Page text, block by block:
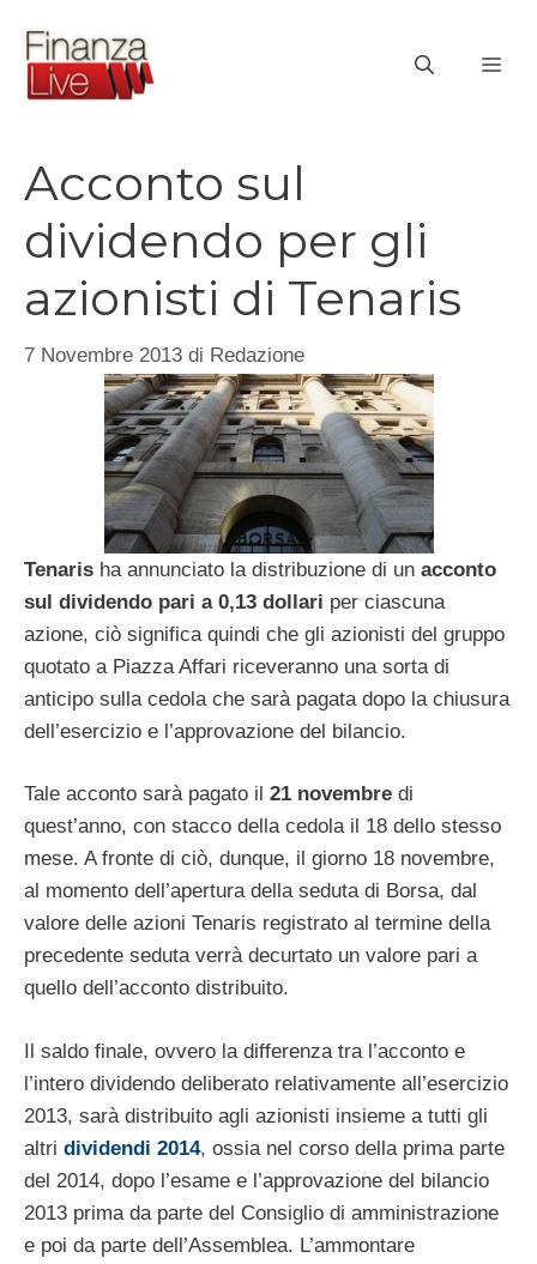
contenuto
Acconto sul
dividendo per gli
azionisti di Tenaris
7 Novembre 2013 di Redazione
Tenaris ha annunciato la distribuzione di un acconto
sul dividendo pari a 0,13 dollari per ciascuna
azione, ciò significa quindi che gli azionisti del gruppo
quotato a Piazza Affari riceveranno una sorta di
anticipo sulla cedola che sarà pagata dopo la chiusura
dell’esercizio e l’approvazione del bilancio.
Tale acconto sarà pagato il 21 novembre di
quest’anno, con stacco della cedola il 18 dello stesso
mese. A fronte di ciò, dunque, il giorno 18 novembre,
al momento dell’apertura della seduta di Borsa, dal
valore delle azioni Tenaris registrato al termine della
precedente seduta verrà decurtato un valore pari a
quello dell’acconto distribuito.
Il saldo finale, ovvero la differenza tra l’acconto e
l’intero dividendo deliberato relativamente all’esercizio
2013, sarà distribuito agli azionisti insieme a tutti gli
altri dividendi 2014, ossia nel corso della prima parte
del 2014, dopo l’esame e l’approvazione del bilancio
2013 prima da parte del Consiglio di amministrazione
e poi da parte dell’Assemblea. L’ammontare